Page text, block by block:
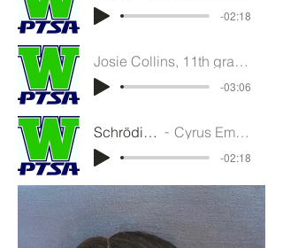
-02:18
Josie Collins, 11th grade, Music Composition.
-03:06
Schrödinger's Cat Cyrus Emam, 9th grade
-02:18